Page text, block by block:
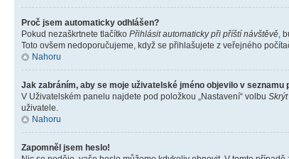
Proč jsem automaticky odhlášen?
Pokud nezaškrtnete tlačítko Přihlásit automaticky při příští návštěvě,
Toto ovšem nedoporučujeme, když se přihlašujete z veřejného
Nahoru
Jak zabráním, aby se moje uživatelské jméno objevilo v seznamu
V Uživatelském panelu najdete pod položkou „Nastavení“ volbu
uživatele.
Nahoru
Zapomněl jsem heslo!